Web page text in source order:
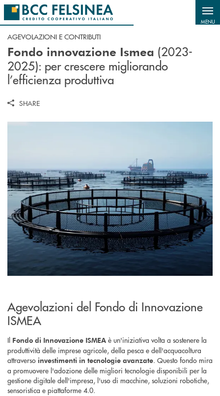
Salta al contenuto principale
MENU
AGEVOLAZIONI E CONTRIBUTI
Fondo innovazione Ismea (2023-
2025): per crescere migliorando
l’efficienza produttiva
SHARE
Agevolazioni del Fondo di Innovazione
ISMEA
Il Fondo di Innovazione ISMEA è un'iniziativa volta a sostenere la
produttività delle imprese agricole, della pesca e dell'acquacoltura
attraverso investimenti in tecnologie avanzate. Questo fondo mira
a promuovere l'adozione delle migliori tecnologie disponibili per la
gestione digitale dell'impresa, l'uso di macchine, soluzioni robotiche,
sensoristica e piattaforme 4.0.